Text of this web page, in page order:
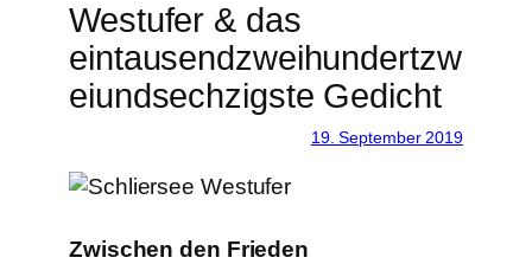
Westufer & das
eintausendzweihundertzw
eiundsechzigste Gedicht
19. September 2019
Zwischen den Frieden